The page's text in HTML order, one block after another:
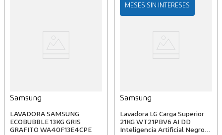
Samsung
LAVADORA SAMSUNG
ECOBUBBLE 13KG GRIS
GRAFITO WA40F13E4CPE
MESES SIN INTERESES
Samsung
Lavadora LG Carga Superior
21KG WT21PBV6 AI DD
Inteligencia Artificial Negro